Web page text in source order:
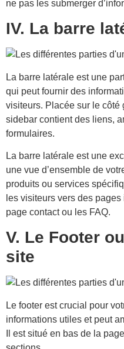
ne pas les submerger
IV. La barre
La barre latérale est une
qui peut fournir des
visiteurs. Placée sur le côté
sidebar contient des liens,
formulaires.
La barre latérale est une
une vue d’ensemble de
produits ou services
les visiteurs vers des
page contact ou les FAQ.
V. Le Footer
site
Le footer est crucial pour
informations utiles et peut
Il est situé en bas de la